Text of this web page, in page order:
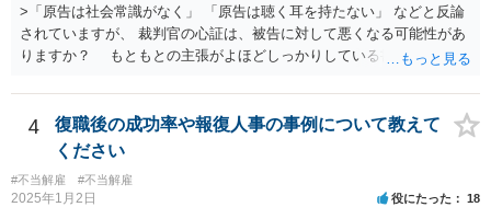
生にもご相談の上慎重にご判断ください。）
の良いものではないので自ら辞任を検討することもありますが、最終
的にはお分かりいただけるだろうと考えて続けることもあります。 ご
相談者さんが、今の弁護士さんの対応や方針に疑問を持ち、それによ
り経営者の考えが歪められ、このままでは会社がたち行かなくなると
懸念するのであれば、ご相談者さんが経営者に対してその旨を伝え、
考えを改められるよう進言なさってはいかがでしょうか。
>「原告は社会常識がなく」 「原告は聴く耳を持たない」 などと反論
されていますが、 裁判官の心証は、被告に対して悪くなる可能性があ
りますか？ もともとの主張がよほどしっかりしている書面でなけれ
勝ち負けは、法律構成に必要な事実の主張と証拠の的確さに尽きま
す。その意味では「無益的記載事項」です。 法律的に全く意味がな
い主張で、過度に攻撃的な文章ですから、少なくとも記載する必要は
全くない事項です。 こういったことが記載された場合には、完全ス
ルーする方が印象はよいのが普通です。
4
復職後の成功率や報復人事の事例について教えて
ください
#不当解雇 #不当解雇
2025年1月2日 役にたった 18